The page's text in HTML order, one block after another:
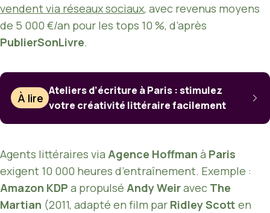
vendent via réseaux sociaux, avec revenus moyens
de 5 000 €/an pour les tops 10 %, d’après
PublierSonLivre.
À lire
Ateliers d’écriture à Paris : stimulez
votre créativité littéraire facilement
Agents littéraires via Agence Hoffman à Paris
exigent 10 000 heures d’entraînement. Exemple :
Amazon KDP a propulsé Andy Weiravec The
Martian (2011, adapté en film par Ridley Scott en